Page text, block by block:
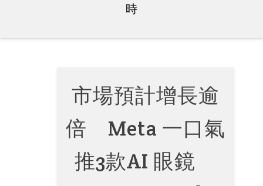
時
市場預計增長逾
倍 Meta 一口氣
推3款AI 眼鏡